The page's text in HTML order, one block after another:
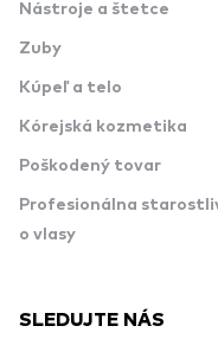
Nástroje a štetce
Zuby
Kúpeľ a telo
Kórejská kozmetika
Poškodený tovar
Profesionálna
o vlasy
SLEDUJTE NÁS